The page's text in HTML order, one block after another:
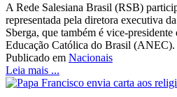
A Rede Salesiana Brasil (RSB)
representada pela diretora executiva
Sberga, que também é vice-
Educação Católica do Brasil (ANEC).
Publicado em Nacionais
Leia mais ...